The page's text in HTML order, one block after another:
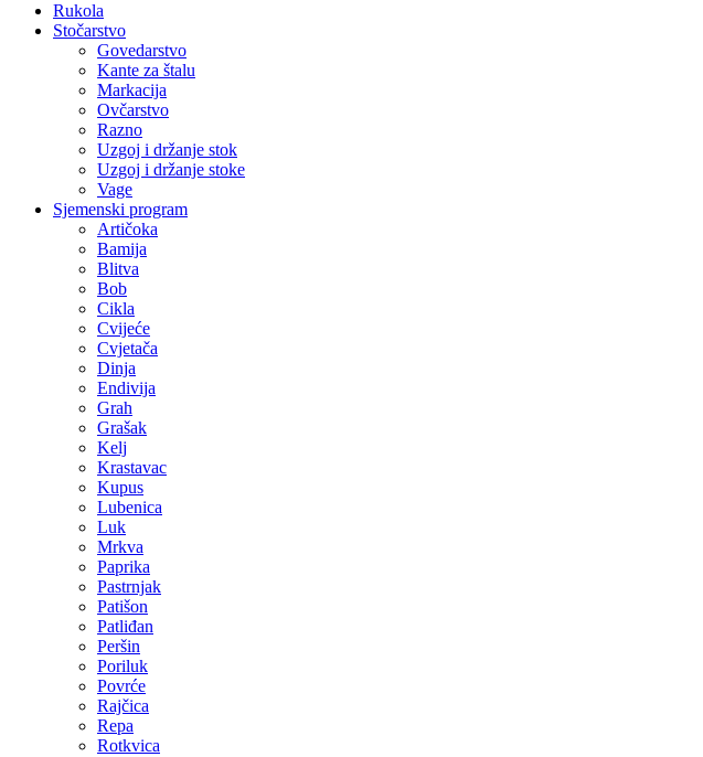
Rukola
Stočarstvo
Govedarstvo
Kante za štalu
Markacija
Ovčarstvo
Razno
Uzgoj i držanje stok
Uzgoj i držanje stoke
Vage
Sjemenski program
Artičoka
Bamija
Blitva
Bob
Cikla
Cvijeće
Cvjetača
Dinja
Endivija
Grah
Grašak
Kelj
Krastavac
Kupus
Lubenica
Luk
Mrkva
Paprika
Pastrnjak
Patišon
Patliđan
Peršin
Poriluk
Povrće
Rajčica
Repa
Rotkvica